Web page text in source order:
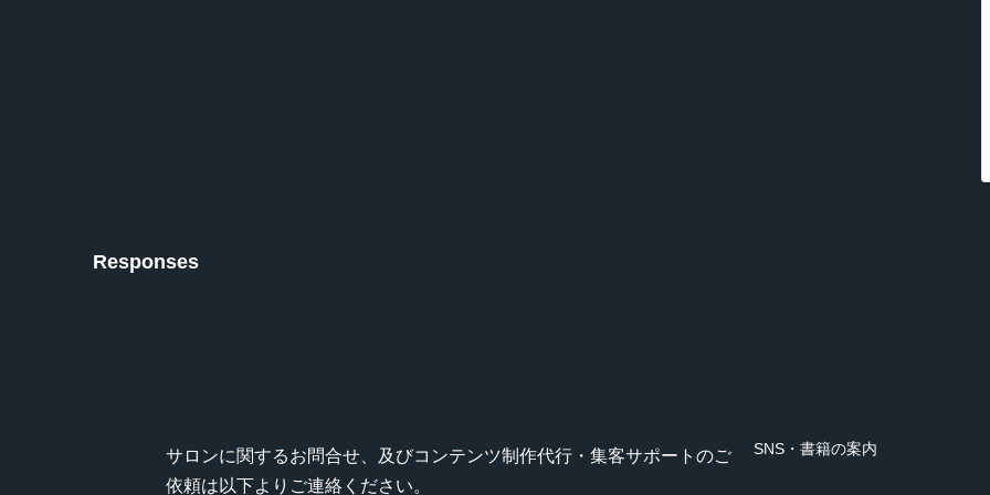
Responses
サロンに関するお問合せ、及びコンテンツ制作代行・集客サポートのご
依頼は以下よりご連絡ください。
SNS・書籍の案内